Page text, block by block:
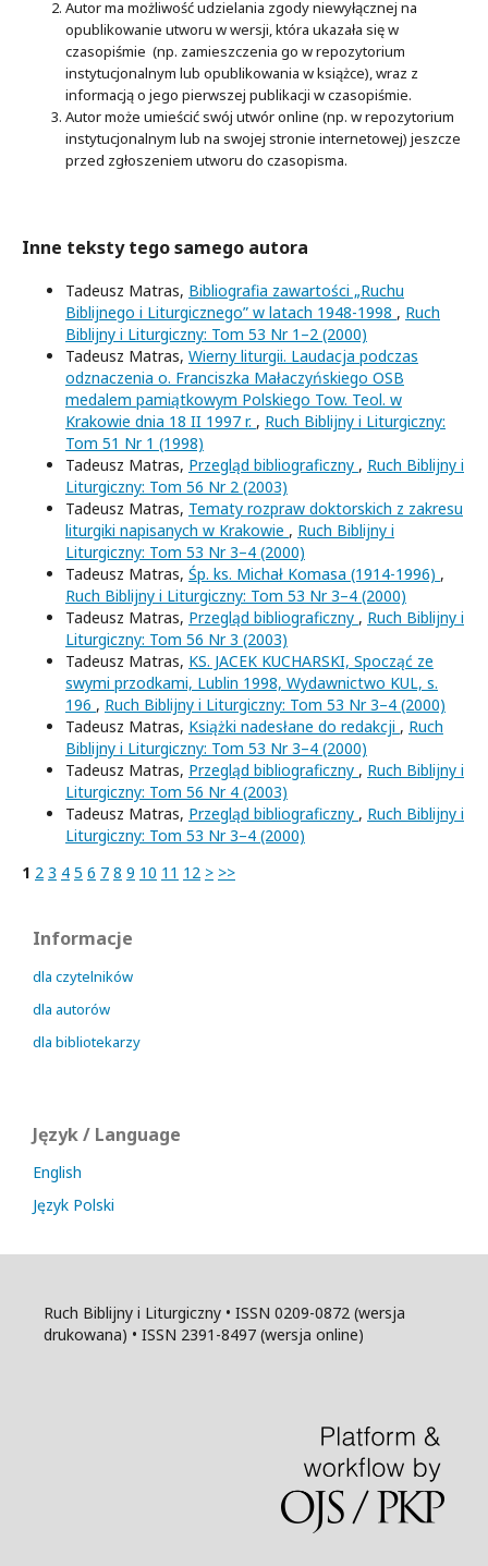
Autor ma możliwość udzielania zgody niewyłącznej na
opublikowanie utworu w wersji, która ukazała się w
czasopiśmie (np. zamieszczenia go w repozytorium
instytucjonalnym lub opublikowania w książce), wraz z
informacją o jego pierwszej publikacji w czasopiśmie.
Autor może umieścić swój utwór online (np. w repozytorium
instytucjonalnym lub na swojej stronie internetowej) jeszcze
przed zgłoszeniem utworu do czasopisma.
Inne teksty tego samego autora
Tadeusz Matras, Bibliografia zawartości „Ruchu
Biblijnego i Liturgicznego” w latach 1948-1998 , Ruch
Biblijny i Liturgiczny: Tom 53 Nr 1–2 (2000)
Tadeusz Matras, Wierny liturgii. Laudacja podczas
odznaczenia o. Franciszka Małaczyńskiego OSB
medalem pamiątkowym Polskiego Tow. Teol. w
Krakowie dnia 18 II 1997 r. , Ruch Biblijny i Liturgiczny:
Tom 51 Nr 1 (1998)
Tadeusz Matras, Przegląd bibliograficzny , Ruch Biblijny i
Liturgiczny: Tom 56 Nr 2 (2003)
Tadeusz Matras, Tematy rozpraw doktorskich z zakresu
liturgiki napisanych w Krakowie , Ruch Biblijny i
Liturgiczny: Tom 53 Nr 3–4 (2000)
Tadeusz Matras, Śp. ks. Michał Komasa (1914-1996) ,
Ruch Biblijny i Liturgiczny: Tom 53 Nr 3–4 (2000)
Tadeusz Matras, Przegląd bibliograficzny , Ruch Biblijny i
Liturgiczny: Tom 56 Nr 3 (2003)
Tadeusz Matras, KS. JACEK KUCHARSKI, Spocząć ze
swymi przodkami, Lublin 1998, Wydawnictwo KUL, s.
196 , Ruch Biblijny i Liturgiczny: Tom 53 Nr 3–4 (2000)
Tadeusz Matras, Książki nadesłane do redakcji , Ruch
Biblijny i Liturgiczny: Tom 53 Nr 3–4 (2000)
Tadeusz Matras, Przegląd bibliograficzny , Ruch Biblijny i
Liturgiczny: Tom 56 Nr 4 (2003)
Tadeusz Matras, Przegląd bibliograficzny , Ruch Biblijny i
Liturgiczny: Tom 53 Nr 3–4 (2000)
1 2 3 4 5 6 7 8 9 10 11 12 > >>
Informacje
dla czytelników
dla autorów
dla bibliotekarzy
Język / Language
English
Język Polski
Ruch Biblijny i Liturgiczny • ISSN 0209-0872 (wersja
drukowana) • ISSN 2391-8497 (wersja online)